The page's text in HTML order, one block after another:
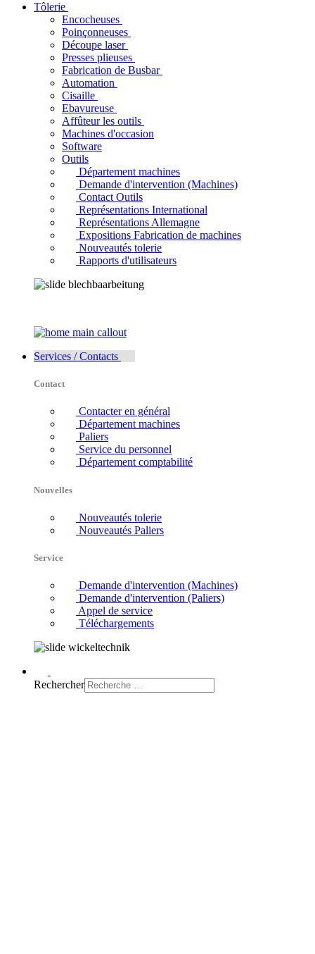
Tôlerie
Encocheuses
Poinçonneuses
Découpe laser
Presses plieuses
Fabrication de Busbar
Automation
Cisaille
Ebavureuse
Affûteur les outils
Machines d'occasion
Software
Outils
Département machines
Demande d'intervention (Machines)
Contact Outils
Représentations International
Représentations Allemagne
Expositions Fabrication de machines
Nouveautés tolerie
Rapports d'utilisateurs
Services / Contacts
Contact
Contacter en général
Département machines
Paliers
Service du personnel
Département comptabilité
Nouvelles
Nouveautés tolerie
Nouveautés Paliers
Service
Demande d'intervention (Machines)
Demande d'intervention (Paliers)
Appel de service
Téléchargements
Rechercher